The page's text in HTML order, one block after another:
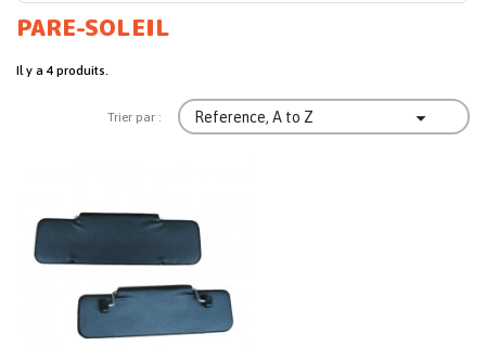
PARE-SOLEIL
Il y a 4 produits.
Trier par : Reference, A to Z 